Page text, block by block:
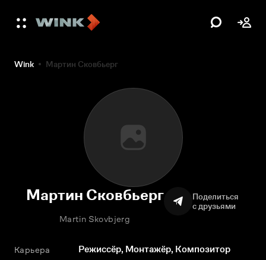
Wink Мартин Сковбьерг
Мартин Сковбьерг
Martin Skovbjerg
Поделиться
с друзьями
Карьера Режиссёр, Монтажёр, Композитор